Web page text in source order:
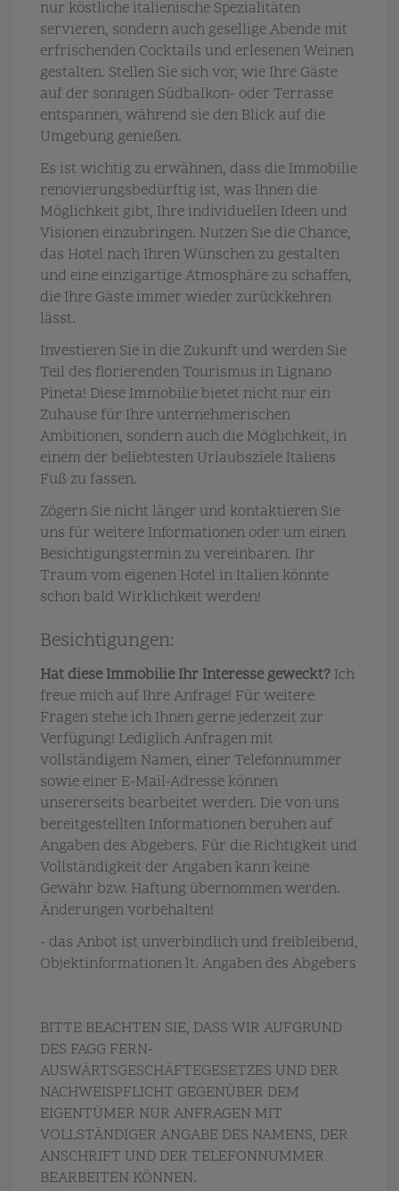
nur köstliche italienische Spezialitäten
servieren, sondern auch gesellige Abende mit
erfrischenden Cocktails und erlesenen Weinen
gestalten. Stellen Sie sich vor, wie Ihre Gäste
auf der sonnigen Südbalkon- oder Terrasse
entspannen, während sie den Blick auf die
Umgebung genießen.
Es ist wichtig zu erwähnen, dass die Immobilie
renovierungsbedürftig ist, was Ihnen die
Möglichkeit gibt, Ihre individuellen Ideen und
Visionen einzubringen. Nutzen Sie die Chance,
das Hotel nach Ihren Wünschen zu gestalten
und eine einzigartige Atmosphäre zu schaffen,
die Ihre Gäste immer wieder zurückkehren
lässt.
Investieren Sie in die Zukunft und werden Sie
Teil des florierenden Tourismus in Lignano
Pineta! Diese Immobilie bietet nicht nur ein
Zuhause für Ihre unternehmerischen
Ambitionen, sondern auch die Möglichkeit, in
einem der beliebtesten Urlaubsziele Italiens
Fuß zu fassen.
Zögern Sie nicht länger und kontaktieren Sie
uns für weitere Informationen oder um einen
Besichtigungstermin zu vereinbaren. Ihr
Traum vom eigenen Hotel in Italien könnte
schon bald Wirklichkeit werden!
Besichtigungen:
Hat diese Immobilie Ihr Interesse geweckt? Ich
freue mich auf Ihre Anfrage! Für weitere
Fragen stehe ich Ihnen gerne jederzeit zur
Verfügung! Lediglich Anfragen mit
vollständigem Namen, einer Telefonnummer
sowie einer E-Mail-Adresse können
unsererseits bearbeitet werden. Die von uns
bereitgestellten Informationen beruhen auf
Angaben des Abgebers. Für die Richtigkeit und
Vollständigkeit der Angaben kann keine
Gewähr bzw. Haftung übernommen werden.
Änderungen vorbehalten!
- das Anbot ist unverbindlich und freibleibend,
Objektinformationen lt. Angaben des Abgebers
BITTE BEACHTEN SIE, DASS WIR AUFGRUND
DES FAGG FERN-
AUSWÄRTSGESCHÄFTEGESETZES UND DER
NACHWEISPFLICHT GEGENÜBER DEM
EIGENTÜMER NUR ANFRAGEN MIT
VOLLSTÄNDIGER ANGABE DES NAMENS, DER
ANSCHRIFT UND DER TELEFONNUMMER
BEARBEITEN KÖNNEN.